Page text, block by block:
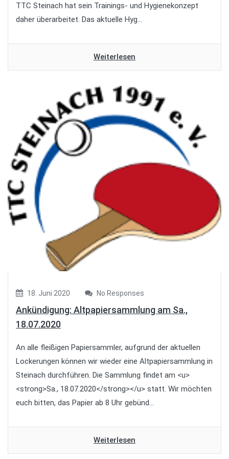
TTC Steinach hat sein Trainings- und Hygienekonzept
daher überarbeitet. Das aktuelle Hyg...
Weiterlesen
18. Juni 2020 No Responses
Ankündigung: Altpapiersammlung am Sa.,
18.07.2020
An alle fleißigen Papiersammler, aufgrund der aktuellen
Lockerungen können wir wieder eine Altpapiersammlung in
Steinach durchführen. Die Sammlung findet am <u>
<strong>Sa., 18.07.2020</strong></u> statt. Wir möchten
euch bitten, das Papier ab 8 Uhr gebünd...
Weiterlesen